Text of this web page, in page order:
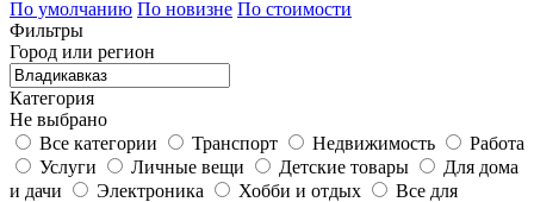
По умолчанию По новизне По стоимости
Фильтры
Город или регион
Категория
Не выбрано
Все категории
Транспорт Недвижимость
Работа
Услуги
Личные вещи Детские товары
Для дома
и дачи
Электроника Хобби и отдых
Все для